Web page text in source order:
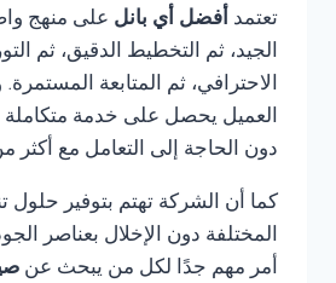
تعتمد أفضل أي بانل على منهج
الجيد، ثم التخطيط الدقيق، ثم
الاحترافي، ثم المتابعة
العميل يحصل على خدمة متكاملة
دون الحاجة إلى التعامل مع أكثر
كما أن الشركة تهتم بتوفير حلول
المختلفة دون الإخلال بعناصر
أمر مهم جدًا لكل من يبحث عن